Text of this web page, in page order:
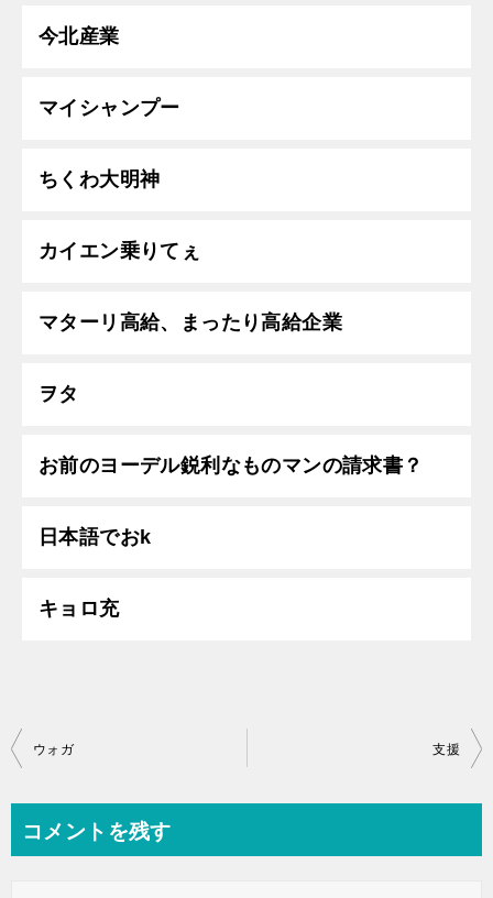
今北産業
マイシャンプー
ちくわ大明神
カイエン乗りてぇ
マターリ高給、まったり高給企業
ヲタ
お前のヨーデル鋭利なものマンの請求書？
日本語でおk
キョロ充
投
ビ
ウォガ 支援
コメントを残す